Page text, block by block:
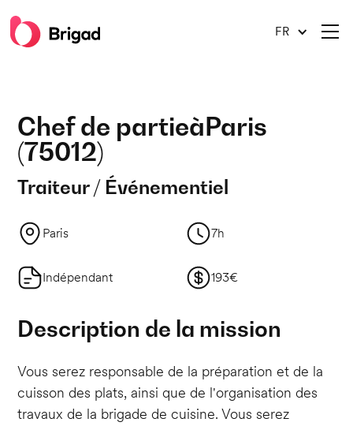
FR
Chef de partieàParis
(75012)
Traiteur / Événementiel
Paris 7h
Indépendant 193€
Description de la mission
Vous serez responsable de la préparation et de la
cuisson des plats, ainsi que de l'organisation des
travaux de la brigade de cuisine. Vous serez